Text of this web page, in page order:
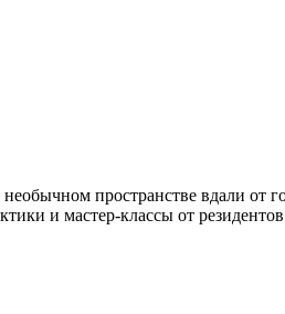
пространстве вдали
и мастер-классы от